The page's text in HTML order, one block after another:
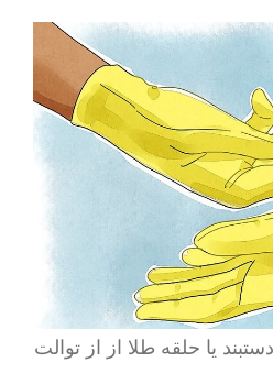
یا حلقه طلا از از توالت